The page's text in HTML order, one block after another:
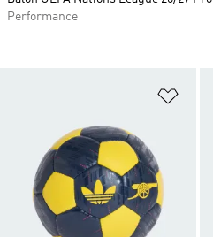
Performance